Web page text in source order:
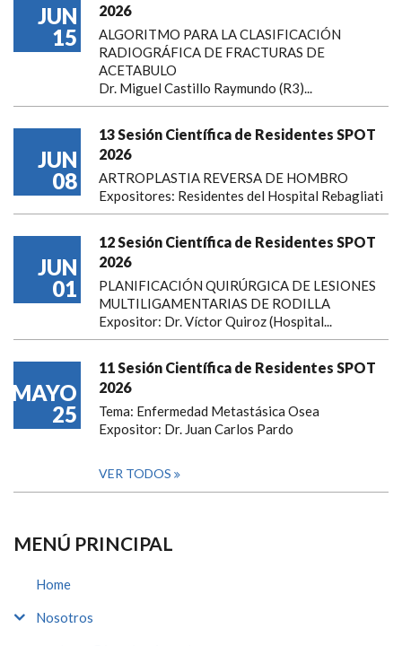
JUN
15
2026
ALGORITMO PARA LA CLASIFICACIÓN
RADIOGRÁFICA DE FRACTURAS DE
ACETABULO
Dr. Miguel Castillo Raymundo (R3)...
JUN
08
13 Sesión Científica de Residentes SPOT
2026
ARTROPLASTIA REVERSA DE HOMBRO
Expositores: Residentes del Hospital Rebagliati
JUN
01
12 Sesión Científica de Residentes SPOT
2026
PLANIFICACIÓN QUIRÚRGICA DE LESIONES
MULTILIGAMENTARIAS DE RODILLA
Expositor: Dr. Víctor Quiroz (Hospital...
MAYO
25
11 Sesión Científica de Residentes SPOT
2026
Tema: Enfermedad Metastásica Osea
Expositor: Dr. Juan Carlos Pardo
VER TODOS
MENÚ PRINCIPAL
Home
Nosotros